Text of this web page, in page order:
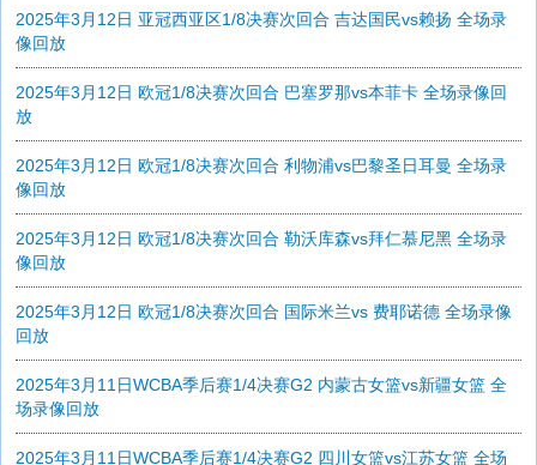
2025年3月12日 亚冠西亚区1/8决赛次回合 吉达国民vs赖扬 全场录
像回放
2025年3月12日 欧冠1/8决赛次回合 巴塞罗那vs本菲卡 全场录像回
放
2025年3月12日 欧冠1/8决赛次回合 利物浦vs巴黎圣日耳曼 全场录
像回放
2025年3月12日 欧冠1/8决赛次回合 勒沃库森vs拜仁慕尼黑 全场录
像回放
2025年3月12日 欧冠1/8决赛次回合 国际米兰vs 费耶诺德 全场录像
回放
2025年3月11日WCBA季后赛1/4决赛G2 内蒙古女篮vs新疆女篮 全
场录像回放
2025年3月11日WCBA季后赛1/4决赛G2 四川女篮vs江苏女篮 全场